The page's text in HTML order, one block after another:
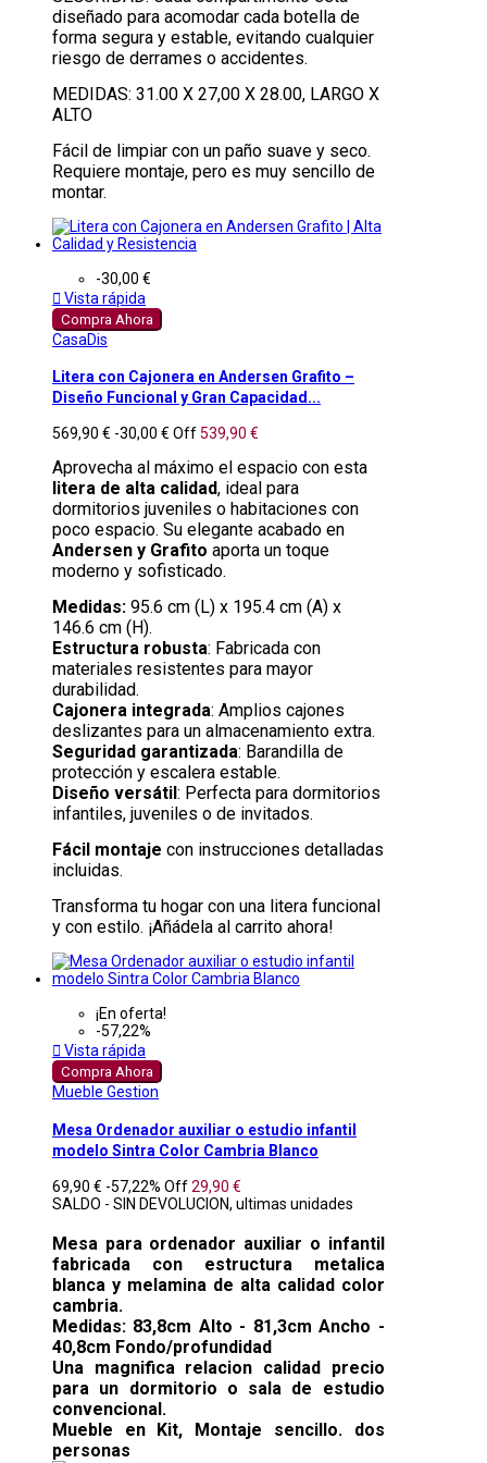
diseñado para acomodar cada botella de
forma segura y estable, evitando cualquier
riesgo de derrames o accidentes.
MEDIDAS: 31.00 X 27,00 X 28.00, LARGO X
ALTO
Fácil de limpiar con un paño suave y seco.
Requiere montaje, pero es muy sencillo de
montar.
-30,00 €
 Vista rápida
Compra Ahora
CasaDis
Litera con Cajonera en Andersen Grafito –
Diseño Funcional y Gran Capacidad...
569,90 € -30,00 € Off539,90 €
Aprovecha al máximo el espacio con esta
litera de alta calidad, ideal para
dormitorios juveniles o habitaciones con
poco espacio. Su elegante acabado en
Andersen y Grafito aporta un toque
moderno y sofisticado.
Medidas: 95.6 cm (L) x 195.4 cm (A) x
146.6 cm (H).
Estructura robusta: Fabricada con
materiales resistentes para mayor
durabilidad.
Cajonera integrada: Amplios cajones
deslizantes para un almacenamiento extra.
Seguridad garantizada: Barandilla de
protección y escalera estable.
Diseño versátil : Perfecta para dormitorios
infantiles, juveniles o de invitados.
Fácil montaje con instrucciones detalladas
incluidas.
Transforma tu hogar con una litera funcional
y con estilo. ¡Añádela al carrito ahora!
¡En oferta!
-57,22%
 Vista rápida
Compra Ahora
Mueble Gestion
Mesa Ordenador auxiliar o estudio infantil
modelo Sintra Color Cambria Blanco
69,90 € -57,22% Off29,90 €
SALDO - SIN DEVOLUCION, ultimas unidades
Mesa para ordenador auxiliar o infantil
fabricada con estructura metalica
blanca y melamina de alta calidad color
cambria.
Medidas: 83,8cm Alto - 81,3cm Ancho -
40,8cm Fondo/profundidad
Una magnifica relacion calidad precio
para un dormitorio o sala de estudio
convencional.
Mueble en Kit, Montaje sencillo. dos
personas